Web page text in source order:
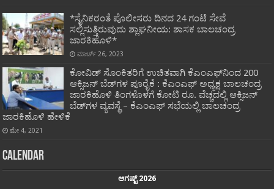
*ಸೈನಿಕರಂತೆ ಪೊಲೀಸರು ದಿನದ 24 ಗಂಟೆ ಸೇವೆ
ಸಲ್ಲಿಸುತ್ತಿರುವುದು ಶ್ಲಾಘನೀಯ: ಶಾಸಕ ಬಾಲಚಂದ್ರ
ಜಾರಕಿಹೊಳಿ*
ಮಾರ್ಚ್ 26, 2023
ಕೋವಿಡ್ ಸೊಂಕಿತರಿಗೆ ಉಚಿತವಾಗಿ ಕೆಎಂಎಫ್‍ನಿಂದ 200
ಆಕ್ಸಿಜನ್ ಬೆಡ್‍ಗಳ ಪೂರೈಕೆ : ಕೆಎಂಎಫ್ ಅಧ್ಯಕ್ಷ ಬಾಲಚಂದ್ರ
ಜಾರಕಿಹೊಳಿ ತಿಂಗಳೊಳಗೆ ಕೋಟಿ ರೂ. ವೆಚ್ಚದಲ್ಲಿ ಆಕ್ಸಿಜನ್
ಬೆಡ್‍ಗಳ ವ್ಯವಸ್ಥೆ – ಕೆಎಂಎಫ್ ಸಭೆಯಲ್ಲಿ ಬಾಲಚಂದ್ರ
ಜಾರಕಿಹೊಳಿ ಹೇಳಿಕೆ
ಮೇ 4, 2021
Calendar
ಆಗಷ್ಟ್ 2026